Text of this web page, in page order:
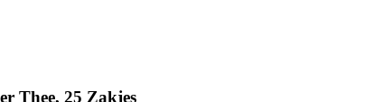
Thee, 25 Zakjes